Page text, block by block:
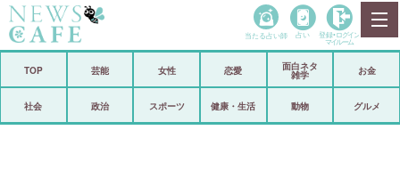
政治
当たる占い師 占い 登録• ログイン
マイルーム
TOP 芸能 女性 恋愛
面白ネタ
雑学
お金
社会 政治 スポーツ 健康・生活 動物 グルメ